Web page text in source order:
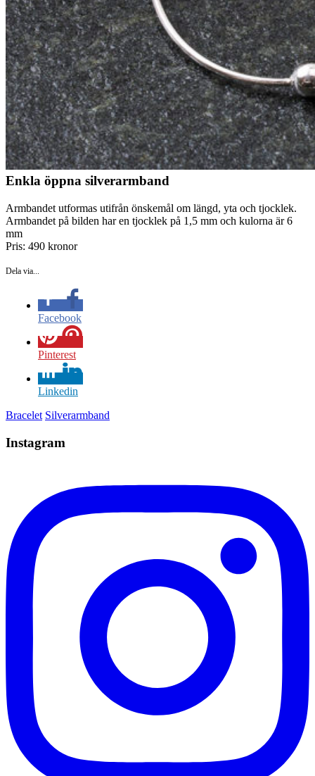
Enkla öppna silverarmband
Armbandet utformas utifrån önskemål om längd, yta och tjocklek.
Armbandet på bilden har en tjocklek på 1,5 mm och kulorna är 6
mm
Pris: 490 kronor
Dela via...
Facebook
Pinterest
Linkedin
Bracelet Silverarmband
Instagram